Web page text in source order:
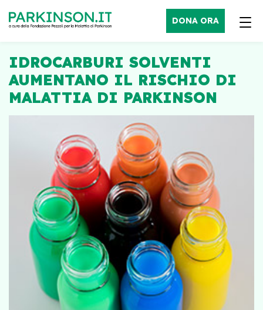
DONA ORA
IDROCARBURI SOLVENTI
AUMENTANO IL RISCHIO DI
MALATTIA DI PARKINSON